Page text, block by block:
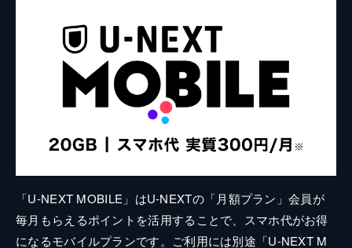
「U-NEXT MOBILE」はU-NEXTの「月額プラン」会員が
毎月もらえるポイントを活用することで、スマホ代がお得
になるモバイルプランです。ご利用には別途「U-NEXT M